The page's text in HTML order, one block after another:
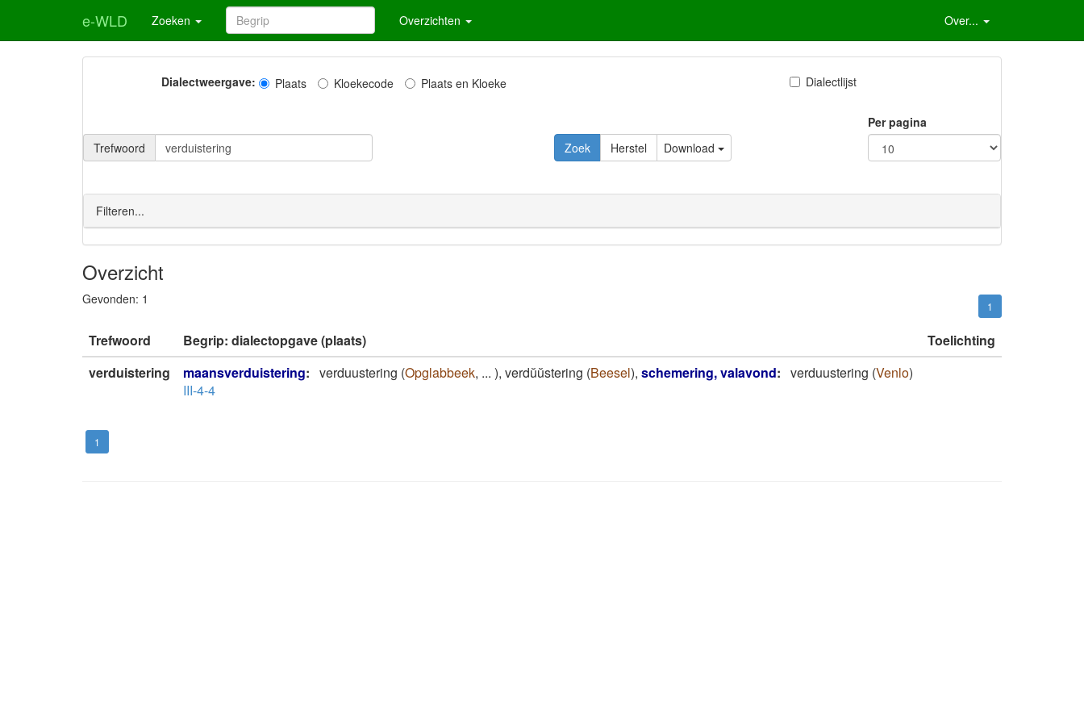
e-WLD Zoeken Overzichten Over...
Dialectweergave: Plaats Kloekecode Plaats en Kloeke Dialectlijst
Trefwoord Download
Per pagina
Filteren...
Overzicht
Gevonden: 1 1
Trefwoord Begrip: dialectopgave (plaats)
Toelichting
verduistering
maansverduistering: verduustering (Opglabbeek, ... ), verdŭŭstering (Beesel), schemering, valavond: verduustering (Venlo)
III-4-4
1